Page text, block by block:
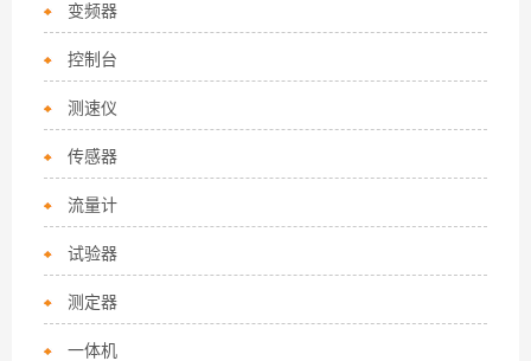
变频器
控制台
测速仪
传感器
流量计
试验器
测定器
一体机